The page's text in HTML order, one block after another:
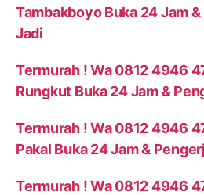
Tambakboyo Buka 24 Jam
Jadi
Termurah ! Wa 0812 4946
Rungkut Buka 24 Jam &
Termurah ! Wa 0812 4946
Pakal Buka 24 Jam &
Termurah ! Wa 0812 4946